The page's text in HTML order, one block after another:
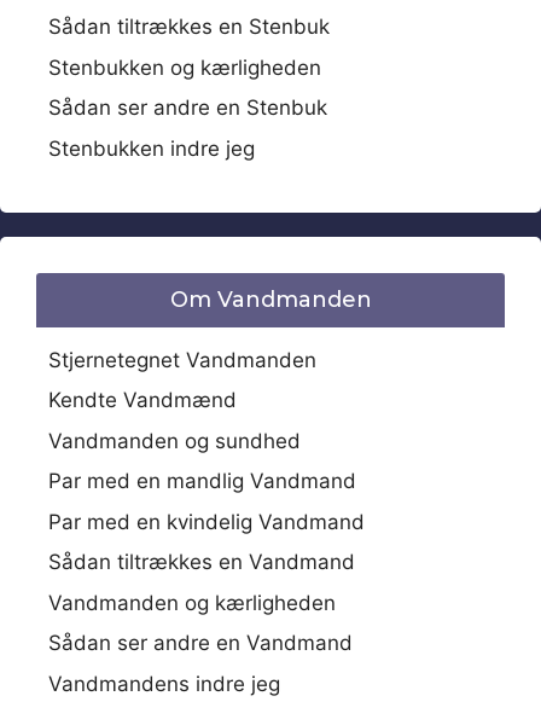
Sådan tiltrækkes en Stenbuk
Stenbukken og kærligheden
Sådan ser andre en Stenbuk
Stenbukken indre jeg
Om Vandmanden
Stjernetegnet Vandmanden
Kendte Vandmænd
Vandmanden og sundhed
Par med en mandlig Vandmand
Par med en kvindelig Vandmand
Sådan tiltrækkes en Vandmand
Vandmanden og kærligheden
Sådan ser andre en Vandmand
Vandmandens indre jeg